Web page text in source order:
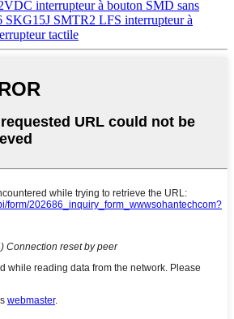
interrupteur à bouton SMD sans
SKG15J SMTR2 LFS interrupteur à
tactile